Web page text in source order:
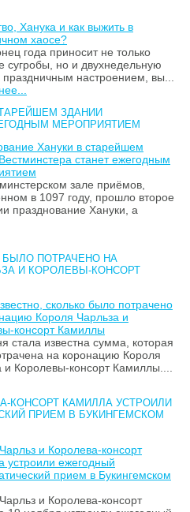
Ханука и как выжить в
хаосе?
года приносит не только
сугробы, но и двухнедельную
праздничным настроением, вы...
ЗДАНИИ
МЕРОПРИЯТИЕМ
Хануки в старейшем
станет ежегодным
зале приёмов,
в 1097 году, прошло второе
празднование Хануки, а
ПОТРАЧЕНО НА
И КОРОЛЕВЫ-КОНСОРТ
сколько было потрачено
Короля Чарльза и
консорт Камиллы
стала известна сумма, которая
на коронацию Короля
и Королевы-консорт Камиллы....
КОНСОРТ КАМИЛЛА УСТРОИЛИ
ПРИЕМ В БУКИНГЕМСКОМ
и Королева-консорт
устроили ежегодный
прием в Букингемском
и Королева-консорт